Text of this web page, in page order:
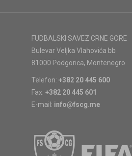
FUDBALSKI SAVEZ CRNE GORE
Bulevar Veljka Vlahovića bb
81000 Podgorica, Montenegro
Telefon: +382 20 445 600
Fax: +382 20 445 601
E-mail: info@fscg.me